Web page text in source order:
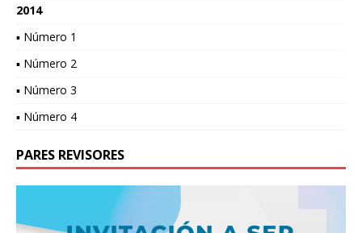
2014
▪ Número 1
▪ Número 2
▪ Número 3
▪ Número 4
PARES REVISORES